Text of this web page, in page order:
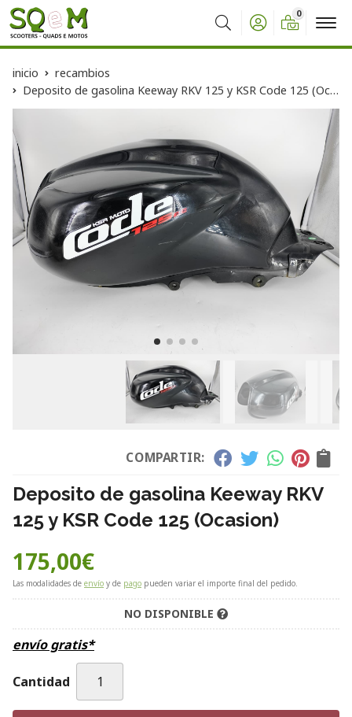
Buscar
0
inicio
recambios
Deposito de gasolina Keeway RKV 125 y KSR Code 125 (Ocasion)
COMPARTIR:
Deposito de gasolina Keeway RKV
125 y KSR Code 125 (Ocasion)
175,00€
Las modalidades de envío y de pago pueden variar el importe final del pedido.
NO DISPONIBLE
envío gratis*
Cantidad